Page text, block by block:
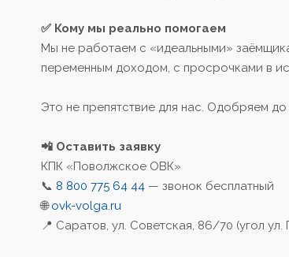
✅ Кому мы реально помогаем
Мы не работаем с «идеальными»
переменным доходом, с просрочками в
Это не препятствие для нас. Одобряем до
📲 Оставить заявку
КПК «Поволжское ОВК»
📞 8 800 775 64 44 — звонок бесплатный
🌐ovk-volga.ru
📍 Саратов, ул. Советская, 86/70 (угол ул.